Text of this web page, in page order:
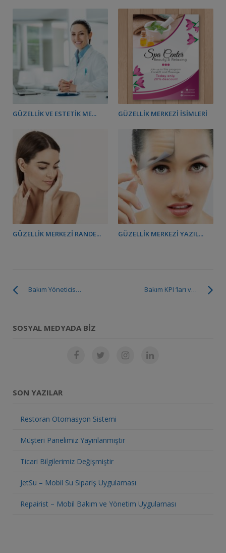
GÜZELLIK VE ESTETIK ME... GÜZELLIK MERKEZI İSIMLERI
GÜZELLIK MERKEZI RANDE... GÜZELLIK MERKEZI YAZIL...
Bakım KPI ‘ları ve Bakım Ölçüm Metrikleri Nelerdir.
Bakım Yöneticisinin Görevleri Nelerdir?
SOSYAL MEDYADA BIZ
SON YAZILAR
Restoran Otomasyon Sistemi
Müşteri Panelimiz Yayınlanmıştır
Ticari Bilgilerimiz Değişmiştir
JetSu – Mobil Su Sipariş Uygulaması
Repairist – Mobil Bakım ve Yönetim Uygulaması